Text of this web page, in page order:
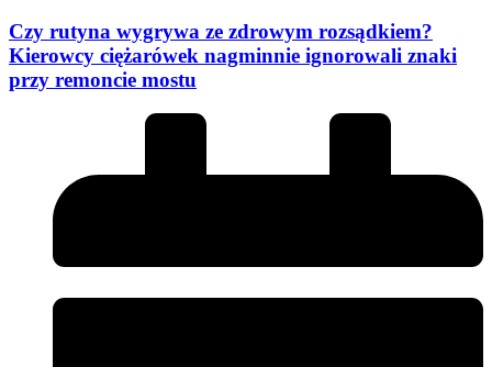
Czy rutyna wygrywa ze zdrowym rozsądkiem?
Kierowcy ciężarówek nagminnie ignorowali znaki
przy remoncie mostu